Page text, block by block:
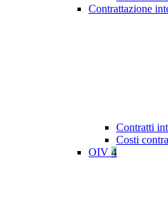
Contrattazione
Contratti
Costi
OIV 4